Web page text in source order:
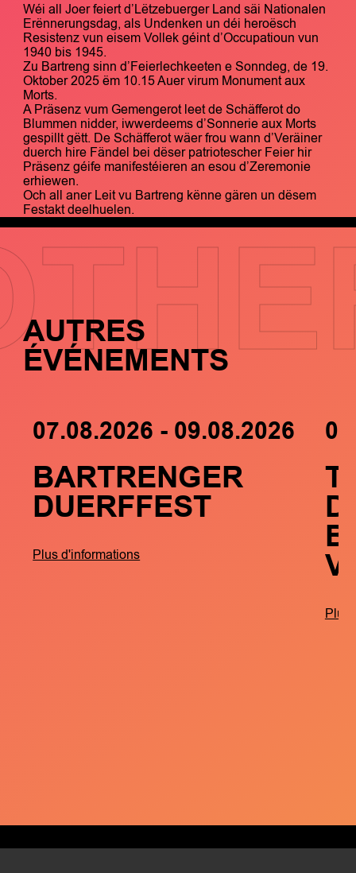
Wéi all Joer feiert d’Lëtzebuerger Land säi Nationalen
Erënnerungsdag, als Undenken un déi heroësch
Resistenz vun eisem Vollek géint d’Occupatioun vun
1940 bis 1945.
Zu Bartreng sinn d’Feierlechkeeten e Sonndeg, de 19.
Oktober 2025 ëm 10.15 Auer virum Monument aux
Morts.
A Präsenz vum Gemengerot leet de Schäfferot do
Blummen nidder, iwwerdeems d’Sonnerie aux Morts
gespillt gëtt. De Schäfferot wäer frou wann d’Veräiner
duerch hire Fändel bei dëser patriotescher Feier hir
Präsenz géife manifestéieren an esou d’Zeremonie
erhiewen.
Och all aner Leit vu Bartreng kënne gären un dësem
Festakt deelhuelen.
AUTRES
ÉVÉNEMENTS
07.08.2026 - 09.08.2026
BARTRENGER
DUERFFEST
Plus d'informations
Plus